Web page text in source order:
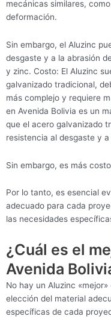
mecánicas similares,
deformación.
Sin embargo, el Aluzinc
desgaste y a la abrasión
y zinc. Costo: El Aluzinc
galvanizado tradicional,
más complejo y requiere
en Avenida Bolivia es un
que el acero galvanizado
resistencia al desgaste y a
Sin embargo, es más
Por lo tanto, es esencial
adecuado para cada
las necesidades
¿Cuál es el
Avenida
No hay un Aluzinc
elección del material
específicas de cada